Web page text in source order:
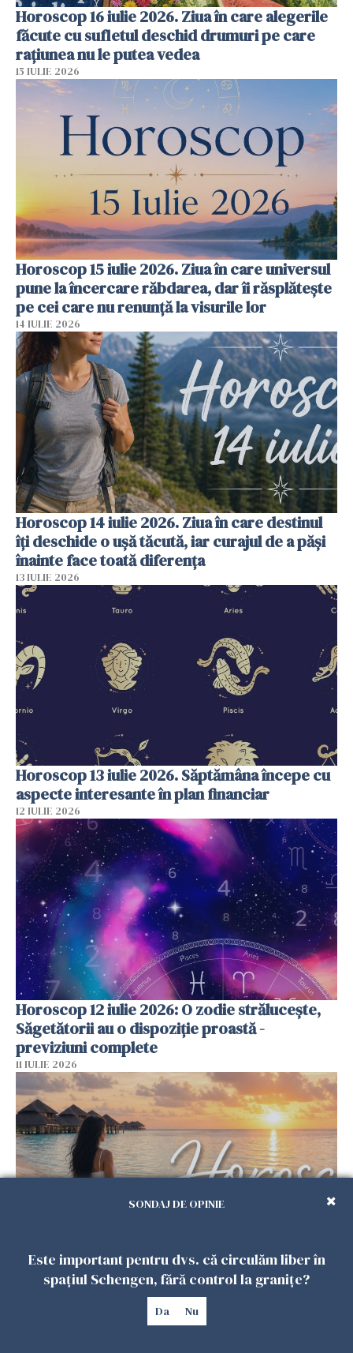
Horoscop 16 iulie 2026. Ziua în care alegerile
făcute cu sufletul deschid drumuri pe care
rațiunea nu le putea vedea
15 IULIE 2026
Horoscop 15 iulie 2026. Ziua în care universul
pune la încercare răbdarea, dar îi răsplătește
pe cei care nu renunță la visurile lor
14 IULIE 2026
Horoscop 14 iulie 2026. Ziua în care destinul
îți deschide o ușă tăcută, iar curajul de a păși
înainte face toată diferența
13 IULIE 2026
Horoscop 13 iulie 2026. Săptămâna începe cu
aspecte interesante în plan financiar
12 IULIE 2026
Horoscop 12 iulie 2026: O zodie strălucește,
Săgetătorii au o dispoziție proastă -
previziuni complete
11 IULIE 2026
Horoscop 11 iulie 2026. Ziua în care cerul îți
amintește că fiecare sfârșit ascunde un
început, iar fiecare răsărit aduce o nouă șansă
SONDAJ DE OPINIE
Este important pentru dvs. că circulăm liber în
spațiul Schengen, fără control la granițe?
Da Nu